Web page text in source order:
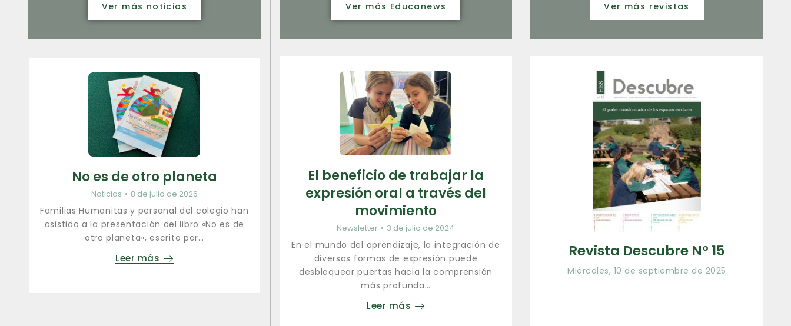
Ver más noticias
No es de otro planeta
Noticias 8 de julio de 2026
Familias Humanitas y personal del colegio han
asistido a la presentación del libro «No es de
otro planeta», escrito por…
Leer más
Ver más Educanews
El beneficio de trabajar la
expresión oral a través del
movimiento
Newsletter 3 de julio de 2024
En el mundo del aprendizaje, la integración de
diversas formas de expresión puede
desbloquear puertas hacia la comprensión
más profunda…
Leer más
Ver más revistas
Revista Descubre Nº 15
Miércoles, 10 de septiembre de 2025